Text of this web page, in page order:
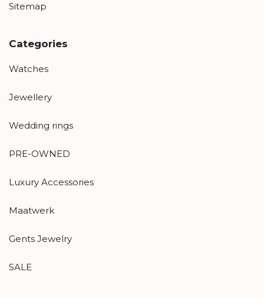
Sitemap
Categories
Watches
Jewellery
Wedding rings
PRE-OWNED
Luxury Accessories
Maatwerk
Gents Jewelry
SALE